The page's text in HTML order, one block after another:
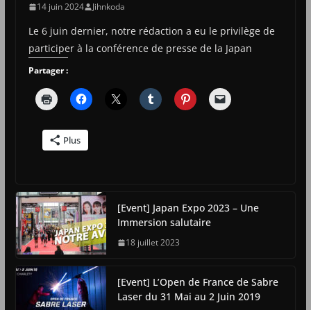
14 juin 2024 Jihnkoda
Le 6 juin dernier, notre rédaction a eu le privilège de
participer à la conférence de presse de la Japan
Partager :
Plus
[Event] Japan Expo 2023 – Une
Immersion salutaire
18 juillet 2023
[Event] L’Open de France de Sabre
Laser du 31 Mai au 2 Juin 2019